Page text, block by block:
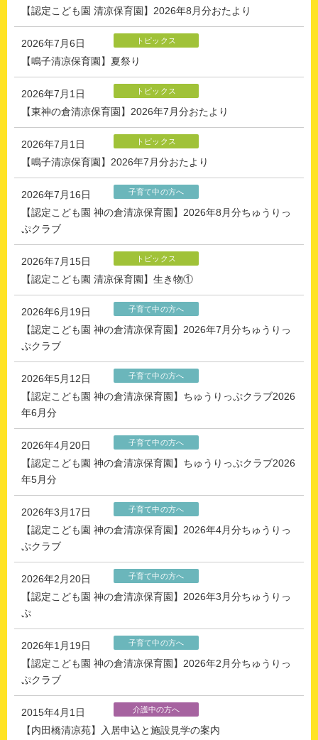
【認定こども園 清凉保育園】2026年8月分おたより
2026年7月6日 トピックス
【鳴子清凉保育園】夏祭り
2026年7月1日 トピックス
【東神の倉清凉保育園】2026年7月分おたより
2026年7月1日 トピックス
【鳴子清凉保育園】2026年7月分おたより
2026年7月16日 子育て中の方へ
【認定こども園 神の倉清凉保育園】2026年8月分ちゅうりっ
ぷクラブ
2026年7月15日 トピックス
【認定こども園 清凉保育園】生き物①
2026年6月19日 子育て中の方へ
【認定こども園 神の倉清凉保育園】2026年7月分ちゅうりっ
ぷクラブ
2026年5月12日 子育て中の方へ
【認定こども園 神の倉清凉保育園】ちゅうりっぷクラブ2026
年6月分
2026年4月20日 子育て中の方へ
【認定こども園 神の倉清凉保育園】ちゅうりっぷクラブ2026
年5月分
2026年3月17日 子育て中の方へ
【認定こども園 神の倉清凉保育園】2026年4月分ちゅうりっ
ぷクラブ
2026年2月20日 子育て中の方へ
【認定こども園 神の倉清凉保育園】2026年3月分ちゅうりっ
ぷ
2026年1月19日 子育て中の方へ
【認定こども園 神の倉清凉保育園】2026年2月分ちゅうりっ
ぷクラブ
2015年4月1日 介護中の方へ
【内田橋清凉苑】入居申込と施設見学の案内